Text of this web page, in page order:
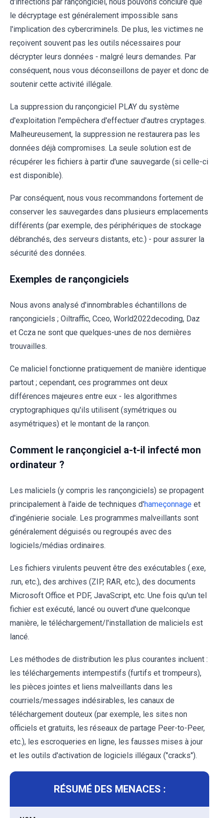
le décryptage est généralement impossible sans
l'implication des cybercriminels. De plus, les victimes ne
reçoivent souvent pas les outils nécessaires pour
décrypter leurs données - malgré leurs demandes. Par
conséquent, nous vous déconseillons de payer et donc de
soutenir cette activité illégale.
La suppression du rançongiciel PLAY du système
d'exploitation l'empêchera d'effectuer d'autres cryptages.
Malheureusement, la suppression ne restaurera pas les
données déjà compromises. La seule solution est de
récupérer les fichiers à partir d'une sauvegarde (si celle-ci
est disponible).
Par conséquent, nous vous recommandons fortement de
conserver les sauvegardes dans plusieurs emplacements
différents (par exemple, des périphériques de stockage
débranchés, des serveurs distants, etc.) - pour assurer la
sécurité des données.
Exemples de rançongiciels
Nous avons analysé d'innombrables échantillons de
rançongiciels ; Oiltraffic, Cceo, World2022decoding, Daz
et Ccza ne sont que quelques-unes de nos dernières
trouvailles.
Ce maliciel fonctionne pratiquement de manière identique
partout ; cependant, ces programmes ont deux
différences majeures entre eux - les algorithmes
cryptographiques qu'ils utilisent (symétriques ou
asymétriques) et le montant de la rançon.
Comment le rançongiciel a-t-il infecté mon
ordinateur ?
Les maliciels (y compris les rançongiciels) se propagent
principalement à l'aide de techniques d'hameçonnage et
d'ingénierie sociale. Les programmes malveillants sont
généralement déguisés ou regroupés avec des
logiciels/médias ordinaires.
Les fichiers virulents peuvent être des exécutables (.exe,
.run, etc.), des archives (ZIP, RAR, etc.), des documents
Microsoft Office et PDF, JavaScript, etc. Une fois qu'un tel
fichier est exécuté, lancé ou ouvert d'une quelconque
manière, le téléchargement/l'installation de maliciels est
lancé.
Les méthodes de distribution les plus courantes incluent :
les téléchargements intempestifs (furtifs et trompeurs),
les pièces jointes et liens malveillants dans les
courriels/messages indésirables, les canaux de
téléchargement douteux (par exemple, les sites non
officiels et gratuits, les réseaux de partage Peer-to-Peer,
etc.), les escroqueries en ligne, les fausses mises à jour
et les outils d'activation de logiciels illégaux ("cracks").
RÉSUMÉ DES MENACES :